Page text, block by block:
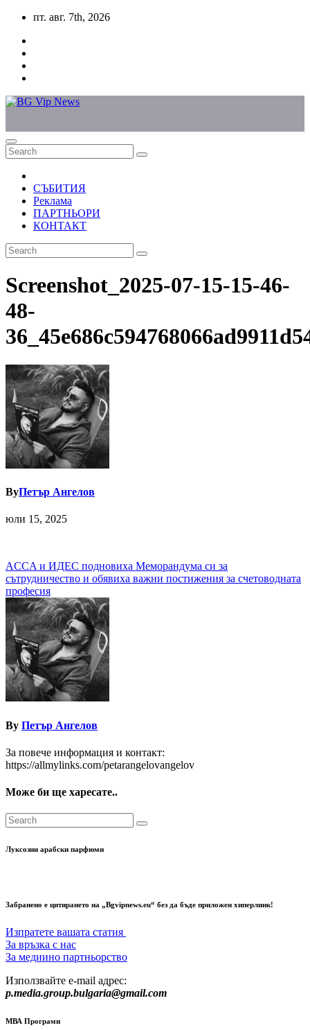
Skip
content
пт. авг. 7th, 2026
СЪБИТИЯ
Реклама
ПАРТНЬОРИ
КОНТАКТ
Screenshot_2025-07-15-15-46-
48-
ByПетър Ангелов
юли 15, 2025
Навигация
ACCA и ИДЕС подновиха Меморандума си за
сътрудничество и обявиха важни постижения за счетоводната
професия
By Петър Ангелов
За повече информация и контакт:
https://allmylinks.com/petarangelovangelov
Може би ще харесате..
Луксозни арабски парфюми
Забранено е цитирането на „Bgvipnews.eu“ без да бъде приложен хиперлинк!
Изпратете вашата статия
За връзка с нас
За медиино партньорство
Използвайте e-mail адрес:
p.media.group.bulgaria@gmail.com
МВА Програми